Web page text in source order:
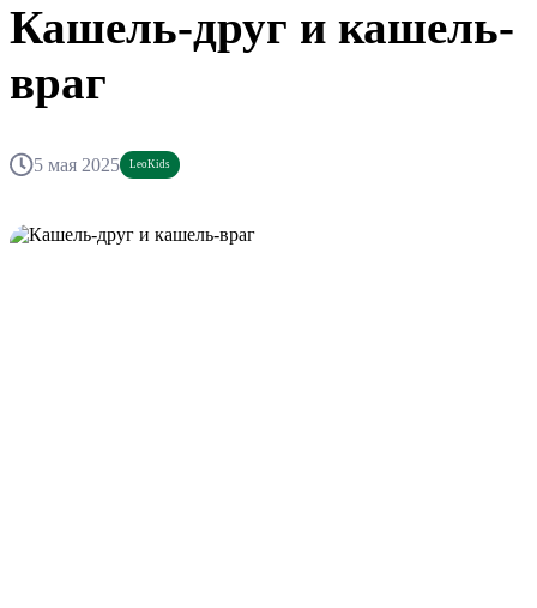
Кашель-друг и кашель-
враг
5 мая 2025 LeoKids